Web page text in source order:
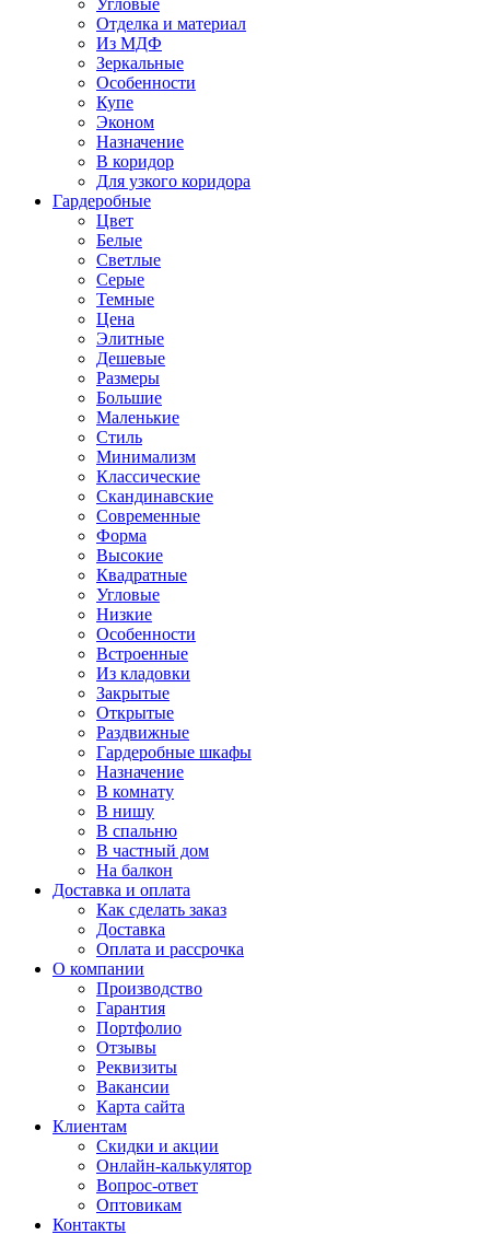
Угловые
Отделка и материал
Из МДФ
Зеркальные
Особенности
Купе
Эконом
Назначение
В коридор
Для узкого коридора
Гардеробные
Цвет
Белые
Светлые
Серые
Темные
Цена
Элитные
Дешевые
Размеры
Большие
Маленькие
Стиль
Минимализм
Классические
Скандинавские
Современные
Форма
Высокие
Квадратные
Угловые
Низкие
Особенности
Встроенные
Из кладовки
Закрытые
Открытые
Раздвижные
Гардеробные шкафы
Назначение
В комнату
В нишу
В спальню
В частный дом
На балкон
Доставка и оплата
Как сделать заказ
Доставка
Оплата и рассрочка
О компании
Производство
Гарантия
Портфолио
Отзывы
Реквизиты
Вакансии
Карта сайта
Клиентам
Скидки и акции
Онлайн-калькулятор
Вопрос-ответ
Оптовикам
Контакты